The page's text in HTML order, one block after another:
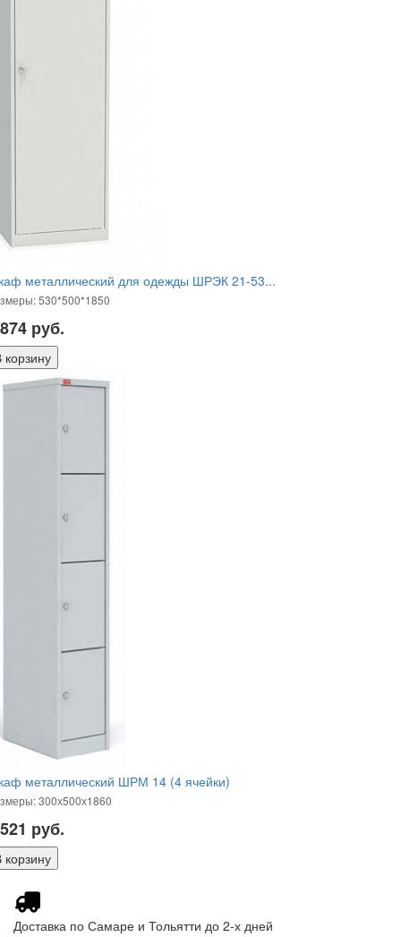
металлический для одежды ШРЭК 21-53...
530*500*1850
руб.
металлический ШРМ 14 (4 ячейки)
300х500х1860
руб.
Доставка по Самаре и Тольятти до 2-х дней